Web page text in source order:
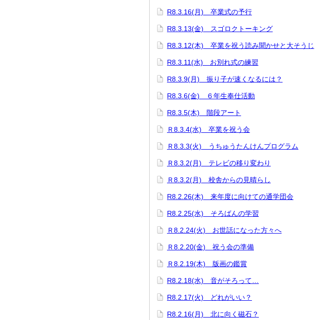
R8.3.16(月) 卒業式の予行
R8.3.13(金) スゴロクトーキング
R8.3.12(木) 卒業を祝う読み聞かせと大そうじ
R8.3.11(水) お別れ式の練習
R8.3.9(月) 振り子が速くなるには？
R8.3.6(金) ６年生奉仕活動
R8.3.5(木) 階段アート
Ｒ8.3.4(水) 卒業を祝う会
Ｒ8.3.3(火) うちゅうたんけんプログラム
Ｒ8.3.2(月) テレビの移り変わり
Ｒ8.3.2(月) 校舎からの見晴らし
R8.2.26(木) 来年度に向けての通学団会
R8.2.25(水) そろばんの学習
Ｒ8.2.24(火) お世話になった方々へ
Ｒ8.2.20(金) 祝う会の準備
Ｒ8.2.19(木) 版画の鑑賞
R8.2.18(水) 音がそろって…
R8.2.17(火) どれがいい？
R8.2.16(月) 北に向く磁石？